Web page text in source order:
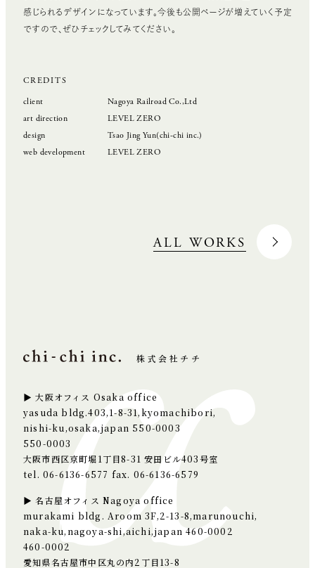
感じられるデザインになっています。今後も公開ページが増えていく予定
ですので、ぜひチェックしてみてください。
CREDITS
client
Nagoya Railroad Co.,Ltd
art direction
LEVEL ZERO
design
Tsao Jing Yun(chi-chi inc.)
web development
LEVEL ZERO
ALL WORKS
株式会社チチ
▶ 大阪オフィス Osaka office
yasuda bldg.403,1-8-31,kyomachibori,
nishi-ku,osaka,japan 550-0003
550-0003
大阪市西区京町堀1丁目8-31 安田ビル403号室
tel. 06-6136-6577 fax. 06-6136-6579
▶ 名古屋オフィス Nagoya office
murakami bldg. Aroom 3F,2-13-8,marunouchi,
naka-ku,nagoya-shi,aichi,japan 460-0002
460-0002
愛知県名古屋市中区丸の内2丁目13-8